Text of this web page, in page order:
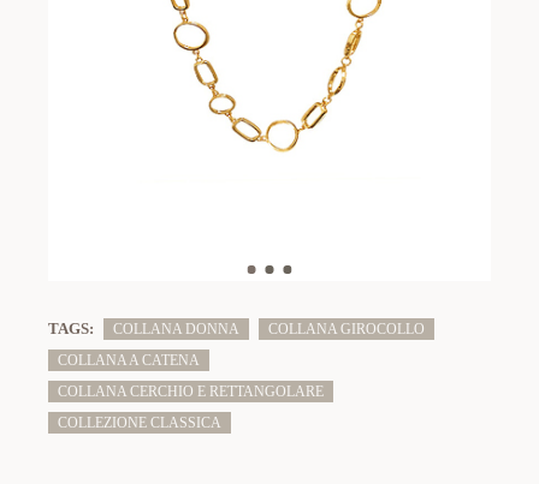
TAGS: COLLANA DONNA
COLLANA GIROCOLLO
COLLANA A CATENA
COLLANA CERCHIO E RETTANGOLARE
COLLEZIONE CLASSICA